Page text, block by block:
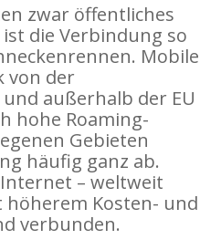
zwar öffentliches
die Verbindung so
Mobile
von der
außerhalb der EU
hohe Roaming-
Gebieten
häufig ganz ab.
– weltweit
Kosten- und
verbunden.